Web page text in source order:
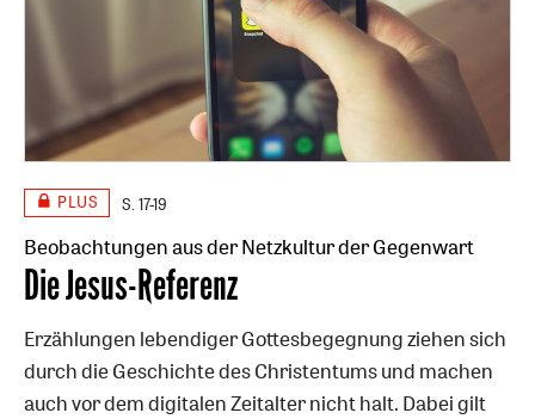
PLUS S. 17-19
Beobachtungen aus der Netzkultur der Gegenwart
:
Die Jesus-Referenz
Erzählungen lebendiger Gottesbegegnung ziehen sich
durch die Geschichte des Christentums und machen
auch vor dem digitalen Zeitalter nicht halt. Dabei gilt